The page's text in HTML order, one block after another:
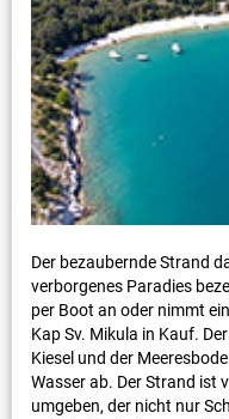
Der bezaubernde Strand
verborgenes Paradies
per Boot an oder nimmt
Kap Sv. Mikula in Kauf.
Kiesel und der
Wasser ab. Der Strand ist
umgeben, der nicht nur